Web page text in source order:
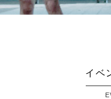
イベ